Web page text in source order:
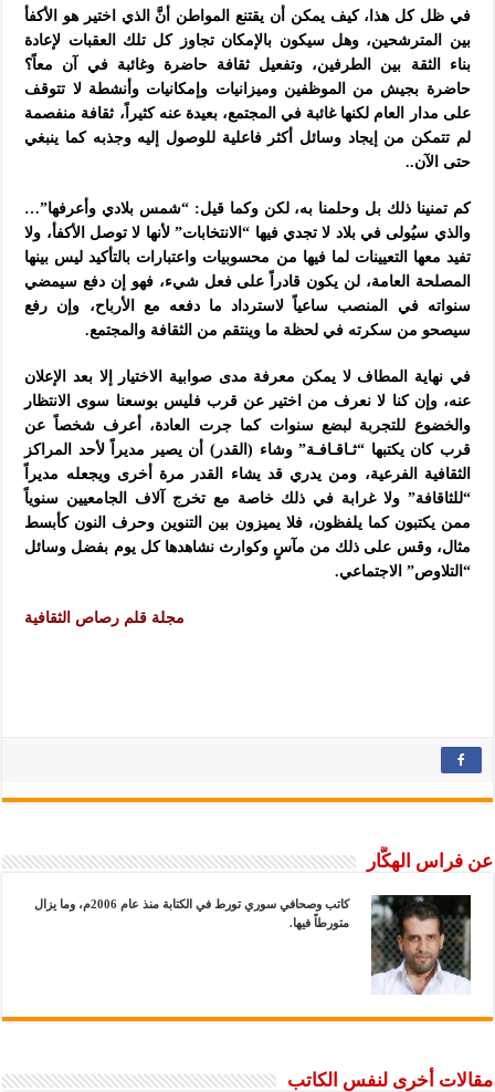
في ظل كل هذا، كيف يمكن أن يقتنع المواطن أنَّ الذي اختير هو الأكفأ
بين المترشحين، وهل سيكون بالإمكان تجاوز كل تلك العقبات لإعادة
بناء الثقة بين الطرفين، وتفعيل ثقافة حاضرة وغائبة في آن معاً؟
حاضرة بجيش من الموظفين وميزانيات وإمكانيات وأنشطة لا تتوقف
على مدار العام لكنها غائبة في المجتمع، بعيدة عنه كثيراً، ثقافة منفصمة
لم تتمكن من إيجاد وسائل أكثر فاعلية للوصول إليه وجذبه كما ينبغي
حتى الآن..
كم تمنينا ذلك بل وحلمنا به، لكن وكما قيل: “شمس بلادي وأعرفها”…
والذي سيُولى في بلاد لا تجدي فيها “الانتخابات” لأنها لا توصل الأكفأ، ولا
تفيد معها التعيينات لما فيها من محسوبيات واعتبارات بالتأكيد ليس بينها
المصلحة العامة، لن يكون قادراً على فعل شيء، فهو إن دفع سيمضي
سنواته في المنصب ساعياً لاسترداد ما دفعه مع الأرباح، وإن رفع
سيصحو من سكرته في لحظة ما وينتقم من الثقافة والمجتمع.
في نهاية المطاف لا يمكن معرفة مدى صوابية الاختيار إلا بعد الإعلان
عنه، وإن كنا لا نعرف من اختير عن قرب فليس بوسعنا سوى الانتظار
والخضوع للتجربة لبضع سنوات كما جرت العادة،
أعرف شخصاً عن
قرب كان يكتبها “ثـاقـافـة” وشاء (القدر) أن يصير مديراً لأحد المراكز
الثقافية الفرعية، ومن يدري قد يشاء القدر مرة أخرى ويجعله مديراً
“للثاقافة” ولا غرابة في ذلك خاصة مع تخرج آلاف الجامعيين سنوياً
ممن يكتبون كما يلفظون، فلا يميزون بين التنوين وحرف النون كأبسط
مثال، وقس على ذلك من مآسٍ وكوارث نشاهدها كل يوم بفضل وسائل
“التلاوص” الاجتماعي.
مجلة قلم رصاص الثقافية
عن فراس الهكَّار
كاتب وصحافي سوري تورط في الكتابة منذ عام 2006م، وما يزال
متورطاً فيها.
مقالات أخرى لنفس الكاتب